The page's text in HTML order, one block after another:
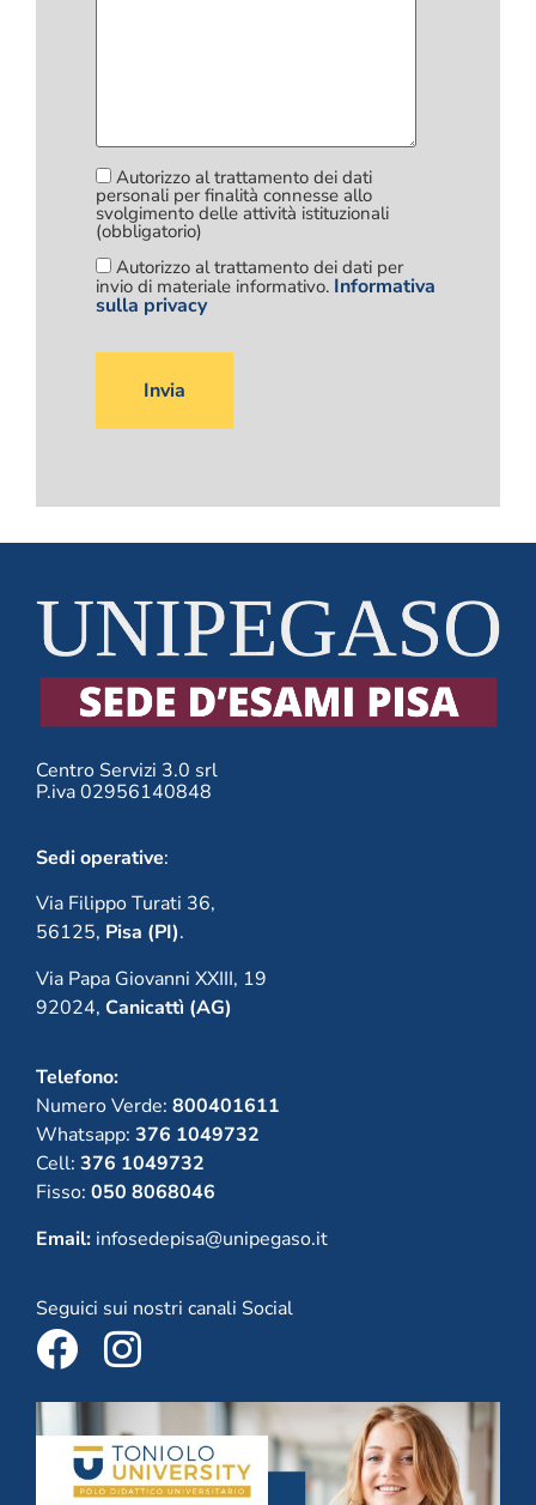
Autorizzo al trattamento dei dati
personali per finalità connesse allo
svolgimento delle attività istituzionali
(obbligatorio)
Autorizzo al trattamento dei dati per
invio di materiale informativo. Informativa
sulla privacy
Si
vuoto
Centro Servizi 3.0 srl
P.iva 02956140848
Sedi operative:
Via Filippo Turati 36,
56125, Pisa (PI).
Via Papa Giovanni XXIII, 19
92024, Canicattì (AG)
Telefono:
Numero Verde: 800401611
Whatsapp: 376 1049732
Cell: 376 1049732
Fisso: 050 8068046
Email: infosedepisa@unipegaso.it
Seguici sui nostri canali Social